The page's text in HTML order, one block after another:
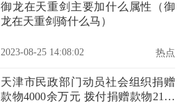
御龙在天重剑主要加什么属性（御
龙在天重剑骑什么马）
2023-08-25 14:08:02 热点
天津市民政部门动员社会组织捐赠
款物4000余万元 拨付捐赠款物2100